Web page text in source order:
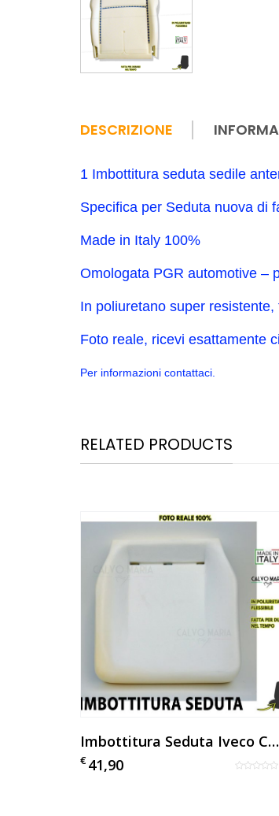
DESCRIZIONE
1 Imbottitura seduta sedile
Specifica per Seduta nuova di
Made in Italy 100%
Omologata PGR automotive –
In poliuretano super
Foto reale, ricevi esattamente
Per informazioni contattaci.
RELATED PRODUCTS
Imbottitura Seduta Iveco Cargo
41,90
€